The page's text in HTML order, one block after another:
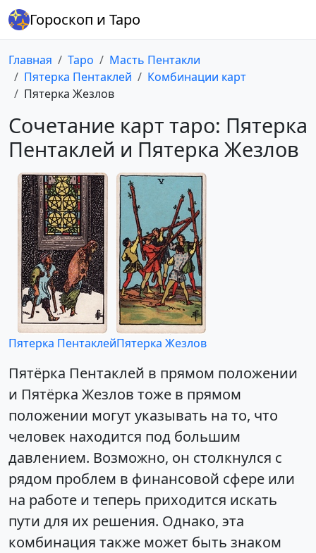
Гороскоп и Таро
Главная Таро
Масть Пентакли
Пятерка Пентаклей
Комбинации карт
Пятерка Жезлов
Сочетание карт таро: Пятерка
Пентаклей и Пятерка Жезлов
Пятерка ПентаклейПятерка Жезлов
Пятёрка Пентаклей в прямом положении
и Пятёрка Жезлов тоже в прямом
положении могут указывать на то, что
человек находится под большим
давлением. Возможно, он столкнулся с
рядом проблем в финансовой сфере или
на работе и теперь приходится искать
пути для их решения. Однако, эта
комбинация также может быть знаком